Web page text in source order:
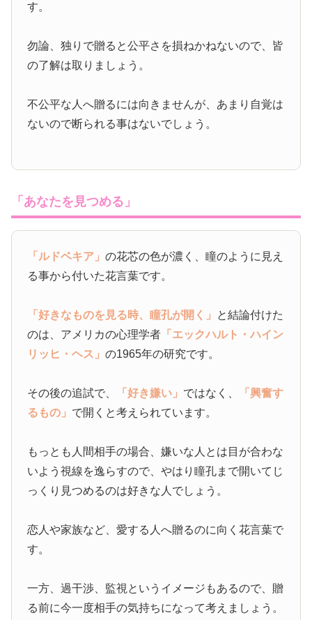
す。
勿論、独りで贈ると公平さを損ねかねないので、皆
の了解は取りましょう。
不公平な人へ贈るには向きませんが、あまり自覚は
ないので断られる事はないでしょう。
「あなたを見つめる」
「ルドベキア」の花芯の色が濃く、瞳のように見え
る事から付いた花言葉です。
「好きなものを見る時、瞳孔が開く」 と結論付けた
のは、アメリカの心理学者 「エックハルト・ハイン
リッヒ・ヘス」の1965年の研究です。
その後の追試で、 「好き嫌い」 ではなく、
「興奮す
るもの」 で開くと考えられています。
もっとも人間相手の場合、嫌いな人とは目が合わな
いよう視線を逸らすので、やはり瞳孔まで開いてじ
っくり見つめるのは好きな人でしょう。
恋人や家族など、愛する人へ贈るのに向く花言葉で
す。
一方、過干渉、監視というイメージもあるので、贈
る前に今一度相手の気持ちになって考えましょう。